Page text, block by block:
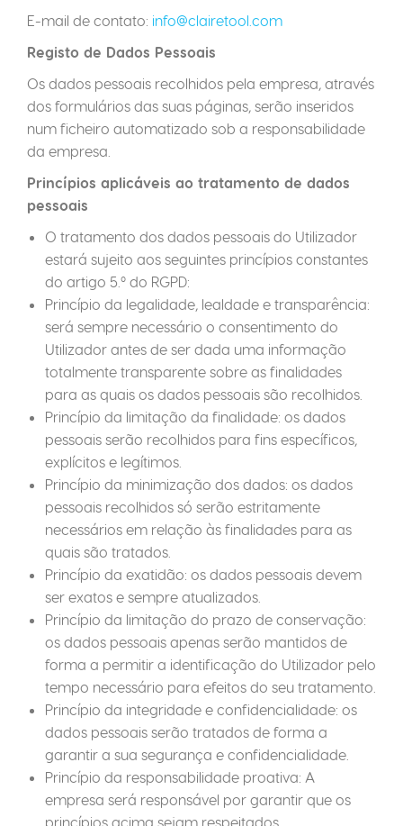
E-mail de contato: info@clairetool.com
Registo de Dados Pessoais
Os dados pessoais recolhidos pela empresa, através
dos formulários das suas páginas, serão inseridos
num ficheiro automatizado sob a responsabilidade
da empresa.
Princípios aplicáveis ao tratamento de dados
pessoais
O tratamento dos dados pessoais do Utilizador
estará sujeito aos seguintes princípios constantes
do artigo 5.º do RGPD:
Princípio da legalidade, lealdade e transparência:
será sempre necessário o consentimento do
Utilizador antes de ser dada uma informação
totalmente transparente sobre as finalidades
para as quais os dados pessoais são recolhidos.
Princípio da limitação da finalidade: os dados
pessoais serão recolhidos para fins específicos,
explícitos e legítimos.
Princípio da minimização dos dados: os dados
pessoais recolhidos só serão estritamente
necessários em relação às finalidades para as
quais são tratados.
Princípio da exatidão: os dados pessoais devem
ser exatos e sempre atualizados.
Princípio da limitação do prazo de conservação:
os dados pessoais apenas serão mantidos de
forma a permitir a identificação do Utilizador pelo
tempo necessário para efeitos do seu tratamento.
Princípio da integridade e confidencialidade: os
dados pessoais serão tratados de forma a
garantir a sua segurança e confidencialidade.
Princípio da responsabilidade proativa: A
empresa será responsável por garantir que os
princípios acima sejam respeitados.